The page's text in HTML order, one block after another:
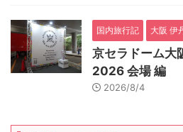
国内旅行記 大阪 伊
京セラドーム大
2026 会場 編
2026/8/4